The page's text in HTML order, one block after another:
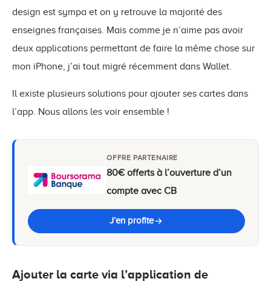
design est sympa et on y retrouve la majorité des
enseignes françaises. Mais comme je n’aime pas avoir
deux applications permettant de faire la même chose sur
mon iPhone, j’ai tout migré récemment dans Wallet.
Il existe plusieurs solutions pour ajouter ses cartes dans
l’app. Nous allons les voir ensemble !
OFFRE PARTENAIRE
80€ offerts à l’ouverture d’un
compte avec CB
J’en profite
Ajouter la carte via l’application de